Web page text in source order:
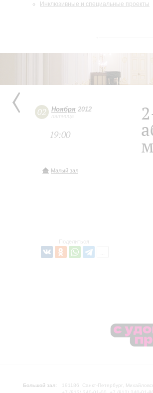
Инклюзивные и специальные проекты
02 Ноября 2012
пятница
19:00
Малый зал
Поделиться:
Большой зал:
191186, Санкт-Петербург,